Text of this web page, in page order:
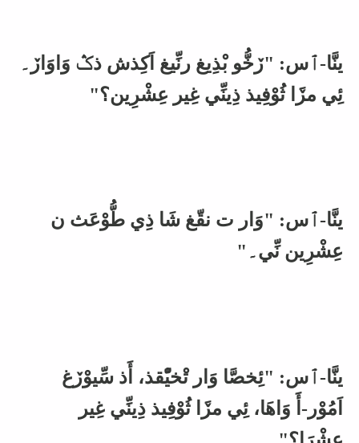
ينَّا-ٱس: "ڒخُّو بْذِيغ رنِّيغ اَكِذش ذݣ وَاوَاڒ۔
ئِي مڒَا ثُوْفِيذ ذِينِّي غِير عِشْرِين؟"
ينَّا-ٱس: "وَار ت نقّغ شَا ذِي طُّوْعَث ن
عِشْرِين نِّي۔"
ينَّا-ٱس: "ئِخصَّا وَار تْخيّْقذ، أَذ سِّيوْڒغ
اَمُوْر-أَ وَاهَا، ئِي مڒَا ثُوْفِيذ ذِينِّي غِير